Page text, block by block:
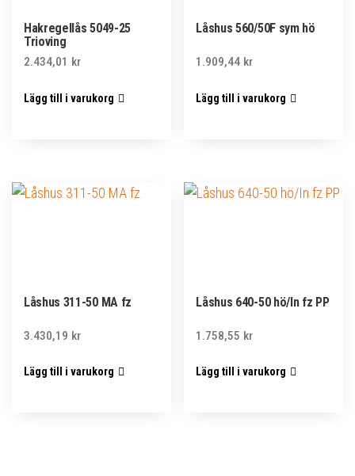
Hakregellås 5049-25
Trioving
2.434,01 kr
Lägg till i varukorg
Låshus 560/50F sym hö
1.909,44 kr
Lägg till i varukorg
Låshus 311-50 MA fz
3.430,19 kr
Lägg till i varukorg
Låshus 640-50 hö/In fz PP
1.758,55 kr
Lägg till i varukorg